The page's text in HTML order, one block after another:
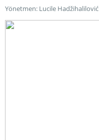
Yönetmen: Lucile Hadžihalilović